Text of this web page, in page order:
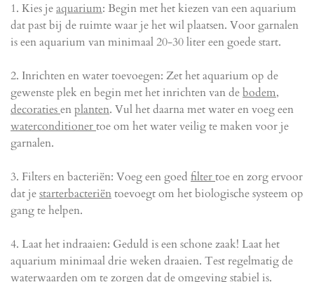
1. Kies jeaquarium: Begin met het kiezen van een aquarium
dat past bij de ruimte waar je het wil plaatsen. Voor garnalen
is een aquarium van minimaal 20-30 liter een goede start.
2. Inrichten en water toevoegen: Zet het aquarium op de
gewenste plek en begin met het inrichten van debodem,
decoratiesenplanten. Vul het daarna met water en voeg een
waterconditionertoe om het water veilig te maken voor je
garnalen.
3. Filters en bacteriën: Voeg een goed filtertoe en zorg ervoor
dat jestarterbacteriëntoevoegt om het biologische systeem op
gang te helpen.
4. Laat het indraaien: Geduld is een schone zaak! Laat het
aquarium minimaal drie weken draaien. Test regelmatig de
waterwaarden om te zorgen dat de omgeving stabiel is.